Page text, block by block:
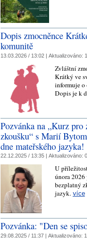
Dopis zmocněnce
komunitě
13.03.2026 / 13:02 | Aktualizováno:
Zvláštní
Krátký ve
informuje o
Dopis je k
Pozvánka na „Kurz pro
zkoušku“ s Marií
dne mateřského jazyka!
22.12.2025 / 13:35 | Aktualizováno:
U
února 2026
bezplatný
jazyk. více
Pozvánka: "Den se
29.08.2025 / 11:37 | Aktualizováno: